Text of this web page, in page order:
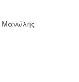
Μανώλης